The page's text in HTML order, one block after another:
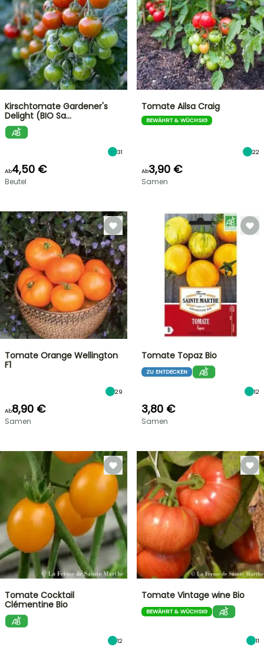
Kirschtomate Gardener's
Delight (BIO Sa…
31
Ab4,50 €
Beutel
Tomate Ailsa Craig
BEWÄHRT & WÜCHSIG
22
Ab3,90 €
Samen
Tomate Orange Wellington
F1
29
Ab8,90 €
Samen
Tomate Topaz Bio
ZU ENTDECKEN
12
3,80 €
Samen
Tomate Cocktail
Clémentine Bio
12
Tomate Vintage wine Bio
BEWÄHRT & WÜCHSIG
11